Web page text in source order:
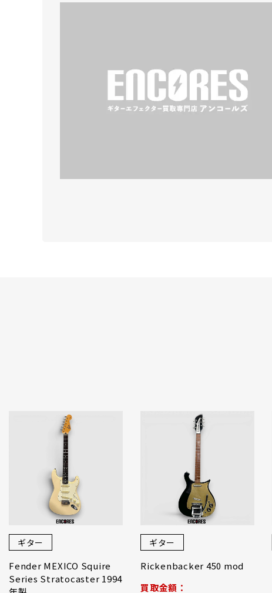
ギター
Fender MEXICO Squire
Series Stratocaster 1994
ギター
Rickenbacker 450 mod
買取金額：